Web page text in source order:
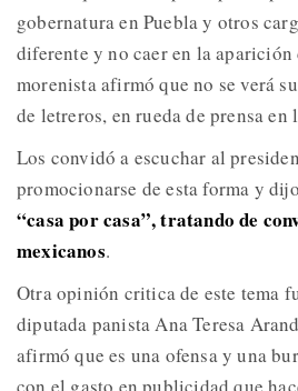
gobernatura en Puebla y otros
diferente y no caer en la aparición
morenista afirmó que no se verá
de letreros, en rueda de prensa en
Los convidó a escuchar al
promocionarse de esta forma y
“casa por casa”, tratando de
mexicanos.
Otra opinión critica de este tema
diputada panista Ana Teresa
afirmó que es una ofensa y una
con el gasto en publicidad que